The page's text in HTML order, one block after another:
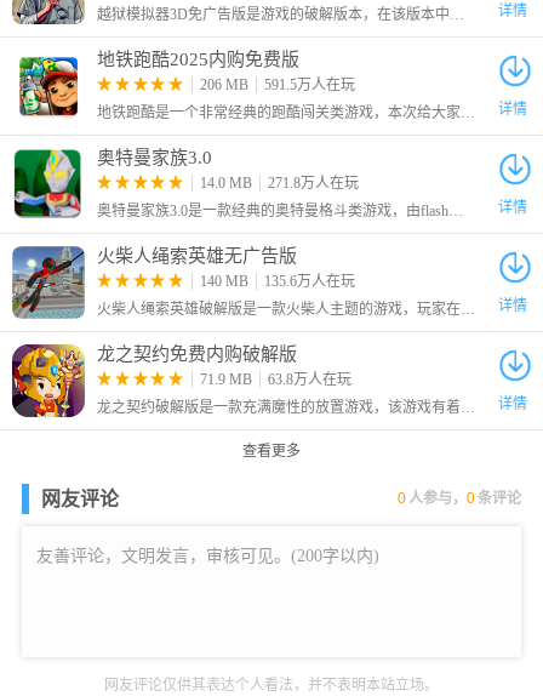
9、在前方可以从箱子中收集一些零件，各种各样的零件是用于制
作和强化武器及道具的必备品，在后续的游戏中随处可见，碰见了
10、随后攀爬至上层进入飞机残骸。
11、按十字键上打开手电筒后深入飞机残骸，来到下图所示位置时
越狱模拟器3D免广告版是游戏的破解版本，在该版本中为玩家去除了广告，玩家可以不看广告直接获得奖励。这是一款身临其境的越狱模拟游戏，将策略、紧张感和秘密探索融为一体，提供一场充满挑战的自由之路。
详情
地铁跑酷2025内购免费版
206 MB
591.5万人在玩
地铁跑酷是一个非常经典的跑酷闯关类游戏，本次给大家带来的是2025最新破解版，解锁了全部内购的东西，打开商店就可以免费购买需要的道具
详情
奥特曼家族3.0
14.0 MB
271.8万人在玩
奥特曼家族3.0是一款经典的奥特曼格斗类游戏，由flash平台移植而来，玩家们可在游戏中选择喜欢的奥特们参与战斗。游戏中根据原作为每位奥特曼都设计了其独特的招式和必杀技，不同的奥特们能够带来具有特色的战斗方式。
详情
火柴人绳索英雄无广告版
140 MB
135.6万人在玩
火柴人绳索英雄破解版是一款火柴人主题的游戏，玩家在游戏中将控制火柴人前往指定的地点完成任务，在游戏中可以使用绳索、机枪等武器进行战斗，体验到超强的打击感。
详情
龙之契约免费内购破解版
71.9 MB
63.8万人在玩
龙之契约破解版是一款充满魔性的放置游戏，该游戏有着三路点杀模式，操作简单，还有龙宠养成、换装系统、绝世神器等趣味的游戏玩法，独创的法球系统和转生玩法，感兴趣的玩家快去下载吧！
详情
查看更多
网友评论 0 人参与，0条评论
网友评论仅供其表达个人看法，并不表明本站立场。